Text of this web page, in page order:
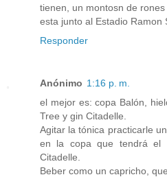
tienen, un montosn de
esta junto al Estadio Ramon
Responder
Anónimo 1:16 p. m.
el mejor es: copa Balón,
Tree y gin Citadelle.
Agitar la tónica practicarle
en la copa que tendrá el
Citadelle.
Beber como un capricho,